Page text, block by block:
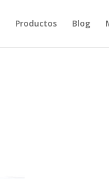
Productos Blog